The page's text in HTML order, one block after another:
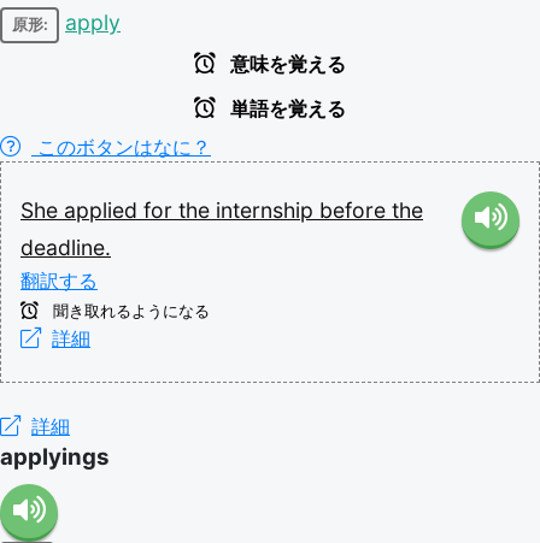
原形: apply
意味を覚える
単語を覚える
このボタンはなに？
She applied for the internship before the
deadline.
翻訳する
聞き取れるようになる
詳細
詳細
applyings